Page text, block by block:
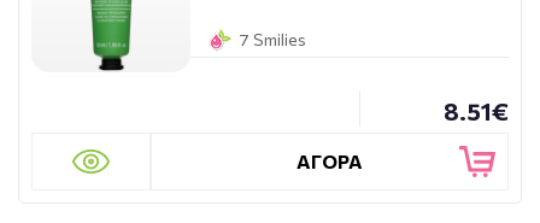
7 Smilies
8.51€
ΑΓΟΡΑ